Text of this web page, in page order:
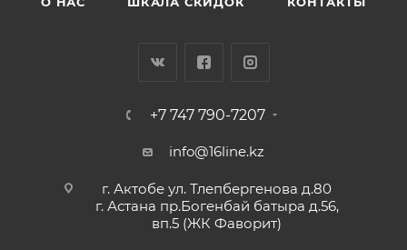
+7 747 790-7207
info@16line.kz
г. Актобе ул. Тлепбергенова д.80
г. Астана пр.Богенбай батыра д.56,
вп.5 (ЖК Фаворит)